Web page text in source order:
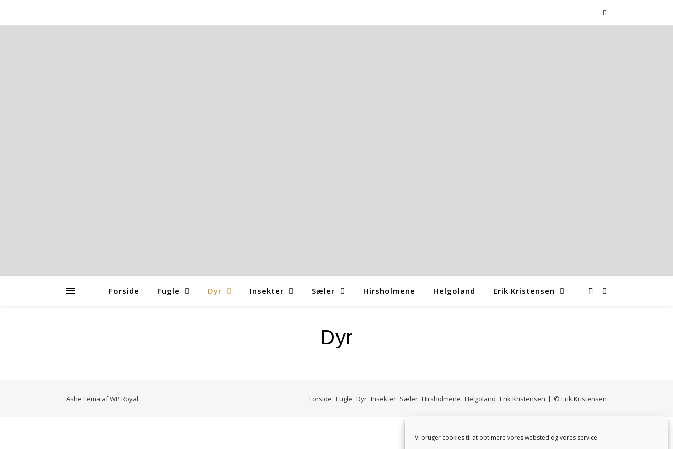
Vi bruger cookies til at optimere vores websted og vores service.
Forside Fugle Dyr Insekter Sæler Hirsholmene Helgoland Erik Kristensen
Dyr
© Erik Kristensen
Forside Fugle Dyr Insekter Sæler Hirsholmene Helgoland Erik Kristensen
Ashe Tema afWP Royal.